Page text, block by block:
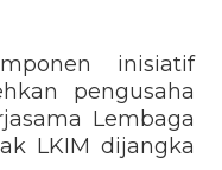
inisiatif
pengusaha
Lembaga
LKIM dijangka